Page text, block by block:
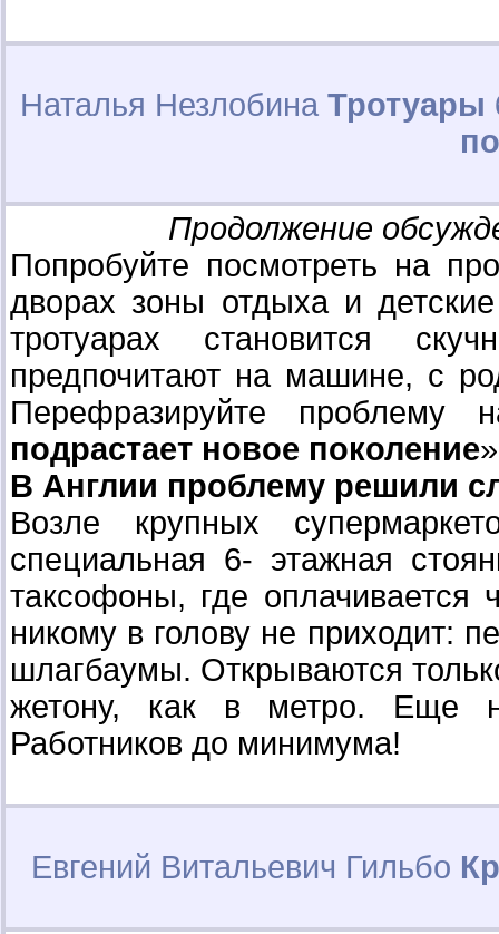
Наталья Незлобина Тротуары
Продолжение
Попробуйте посмотреть на
дворах зоны отдыха и
тротуарах становится
предпочитают на машине, с
Перефразируйте проблему
подрастает новое поколение
В Англии проблему решили
Возле крупных
специальная 6- этажная
таксофоны, где оплачивается
никому в голову не приходит:
шлагбаумы. Открываются
жетону, как в метро. Еще
Работников до минимума!
Евгений Витальевич Гильбо